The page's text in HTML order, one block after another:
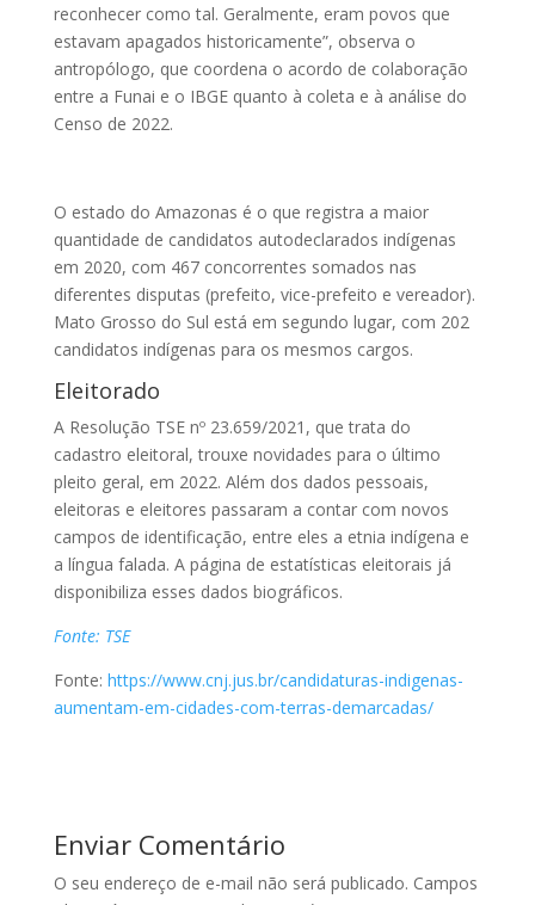
reconhecer como tal. Geralmente, eram povos que
estavam apagados historicamente”, observa o
antropólogo, que coordena o acordo de colaboração
entre a Funai e o IBGE quanto à coleta e à análise do
Censo de 2022.
O estado do Amazonas é o que registra a maior
quantidade de candidatos autodeclarados indígenas
em 2020, com 467 concorrentes somados nas
diferentes disputas (prefeito, vice-prefeito e vereador).
Mato Grosso do Sul está em segundo lugar, com 202
candidatos indígenas para os mesmos cargos.
Eleitorado
A Resolução TSE nº 23.659/2021, que trata do
cadastro eleitoral, trouxe novidades para o último
pleito geral, em 2022. Além dos dados pessoais,
eleitoras e eleitores passaram a contar com novos
campos de identificação, entre eles a etnia indígena e
a língua falada. A página de estatísticas eleitorais já
disponibiliza esses dados biográficos.
Fonte: TSE
Fonte: https://www.cnj.jus.br/candidaturas-indigenas-
aumentam-em-cidades-com-terras-demarcadas/
Enviar Comentário
O seu endereço de e-mail não será publicado. Campos